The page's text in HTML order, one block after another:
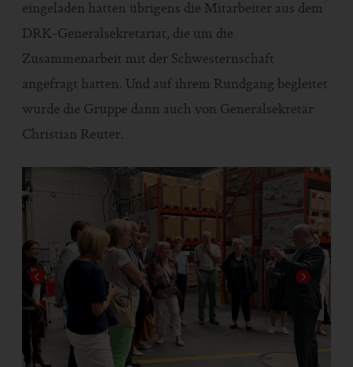
eingeladen hatten übrigens die Mitarbeiter aus dem
DRK-Generalsekretariat, die um die
Zusammenarbeit mit der Schwesternschaft
angefragt hatten. Und auf ihrem Rundgang begleitet
wurde die Gruppe dann auch von Generalsekretär
Christian Reuter.